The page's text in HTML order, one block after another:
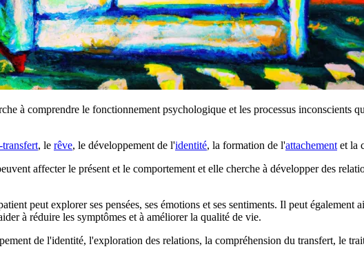
à comprendre le fonctionnement psychologique et les processus inconscients
transfert, le rêve, le développement de l'identité, la formation de l'attachement et la
affecter le présent et le comportement et elle cherche à développer des
peut explorer ses pensées, ses émotions et ses sentiments. Il peut également
à réduire les symptômes et à améliorer la qualité de vie.
de l'identité, l'exploration des relations, la compréhension du transfert, le